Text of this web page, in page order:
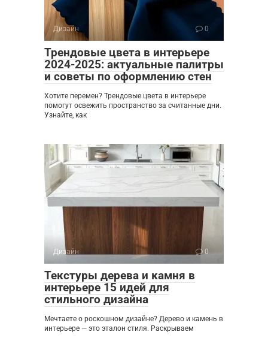
Дизайн 0
Трендовые цвета в интерьере
2024-2025: актуальные палитры
и советы по оформлению стен
Хотите перемен? Трендовые цвета в интерьере
помогут освежить пространство за считанные дни.
Узнайте, как
Дизайн 0
Текстуры дерева и камня в
интерьере 15 идей для
стильного дизайна
Мечтаете о роскошном дизайне? Дерево и камень в
интерьере — это эталон стиля. Раскрываем